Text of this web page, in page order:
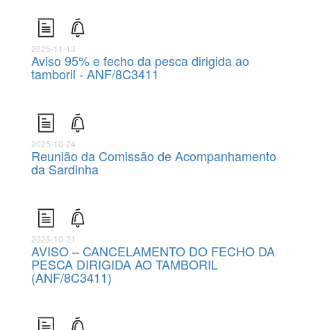
2025-11-13
Aviso 95% e fecho da pesca dirigida ao
tamboril - ANF/8C3411
2025-10-24
Reunião da Comissão de Acompanhamento
da Sardinha
2025-10-21
AVISO – CANCELAMENTO DO FECHO DA
PESCA DIRIGIDA AO TAMBORIL
(ANF/8C3411)